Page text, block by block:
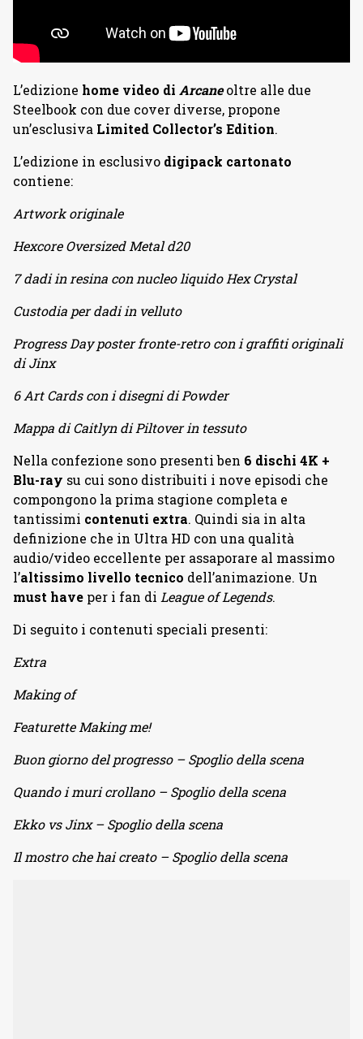
L’edizione home video di Arcaneoltre alle due
Steelbook con due cover diverse, propone
un’esclusiva Limited Collector’s Edition.
L’edizione in esclusivo digipack cartonato
contiene:
Artwork originale
Hexcore Oversized Metal d20
7 dadi in resina con nucleo liquido Hex Crystal
Custodia per dadi in velluto
Progress Day poster fronte-retro con i graffiti originali
di Jinx
6 Art Cards con i disegni di Powder
Mappa di Caitlyn di Piltover in tessuto
Nella confezione sono presenti ben 6 dischi 4K +
Blu-ray su cui sono distribuiti i nove episodi che
compongono la prima stagione completa e
tantissimi contenuti extra. Quindi sia in alta
definizione che in Ultra HD con una qualità
audio/video eccellente per assaporare al massimo
l’altissimo livello tecnico dell’animazione. Un
must have per i fan di League of Legends.
Di seguito i contenuti speciali presenti:
Extra
Making of
Featurette Making me!
Buon giorno del progresso – Spoglio della scena
Quando i muri crollano – Spoglio della scena
Ekko vs Jinx – Spoglio della scena
Il mostro che hai creato – Spoglio della scena